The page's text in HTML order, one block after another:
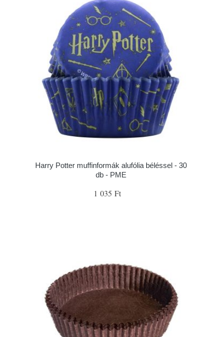
Harry Potter muffinformák alufólia béléssel - 30
db - PME
1 035 Ft